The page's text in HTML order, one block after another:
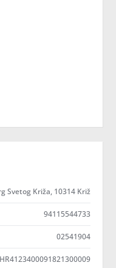
Svetog Križa, 10314 Križ
94115544733
02541904
HR4123400091821300009